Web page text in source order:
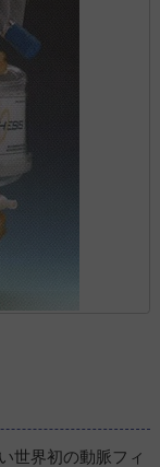
世界初の動脈フィ